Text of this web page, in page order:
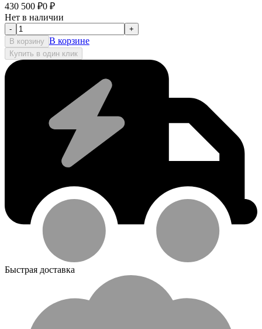
430 500 ₽0 ₽
Нет в наличии
-
+
В корзину В корзине
Купить в один клик
Быстрая доставка